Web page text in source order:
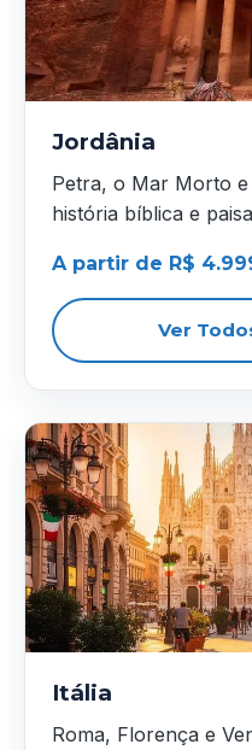
Jordânia
Petra, o Mar Morto e
história bíblica e
A partir de R$
Ver
Itália
Roma, Florença e